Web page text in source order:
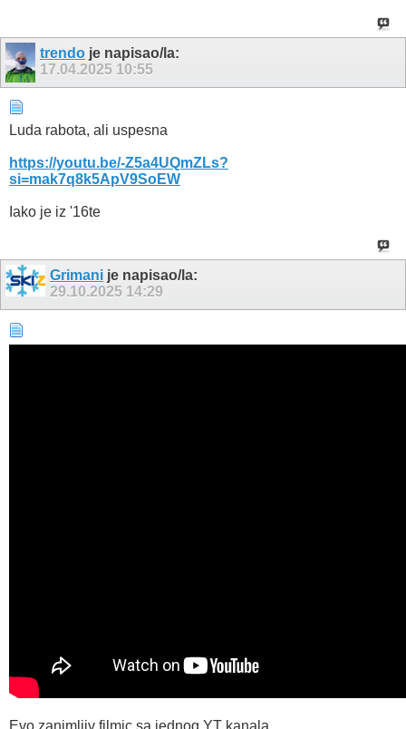
trendo je napisao/la:
17.04.2025 10:55
Luda rabota, ali uspesna
https://youtu.be/-Z5a4UQmZLs?
si=mak7q8k5ApV9SoEW
Iako je iz '16te
Grimani je napisao/la:
29.10.2025 14:29